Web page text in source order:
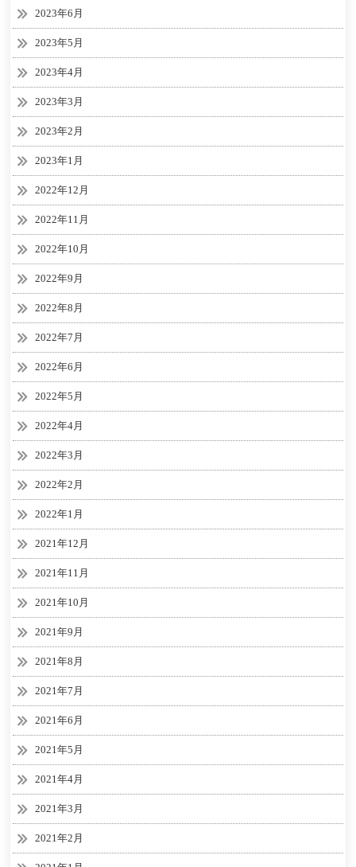
2023年6月
2023年5月
2023年4月
2023年3月
2023年2月
2023年1月
2022年12月
2022年11月
2022年10月
2022年9月
2022年8月
2022年7月
2022年6月
2022年5月
2022年4月
2022年3月
2022年2月
2022年1月
2021年12月
2021年11月
2021年10月
2021年9月
2021年8月
2021年7月
2021年6月
2021年5月
2021年4月
2021年3月
2021年2月